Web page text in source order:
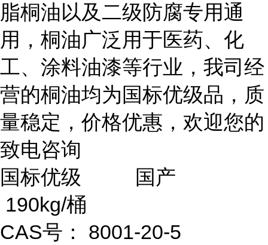
脂桐油以及二级防腐专用通
用，桐油广泛用于医药、化
工、涂料油漆等行业，我司经
营的桐油均为国标优级品，质
量稳定，价格优惠，欢迎您的
致电咨询
国标优级 国产
190kg/桶
CAS号： 8001-20-5